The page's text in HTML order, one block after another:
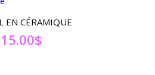
EN CÉRAMIQUE
15.00$